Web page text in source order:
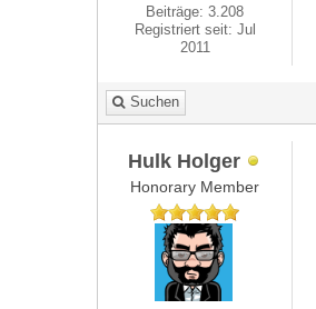
Beiträge: 3.208
Registriert seit: Jul
2011
Suchen
Hulk Holger
Honorary Member